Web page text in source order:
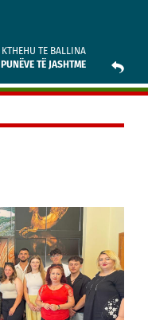
KTHEHU TE BALLINA
TË JASHTME